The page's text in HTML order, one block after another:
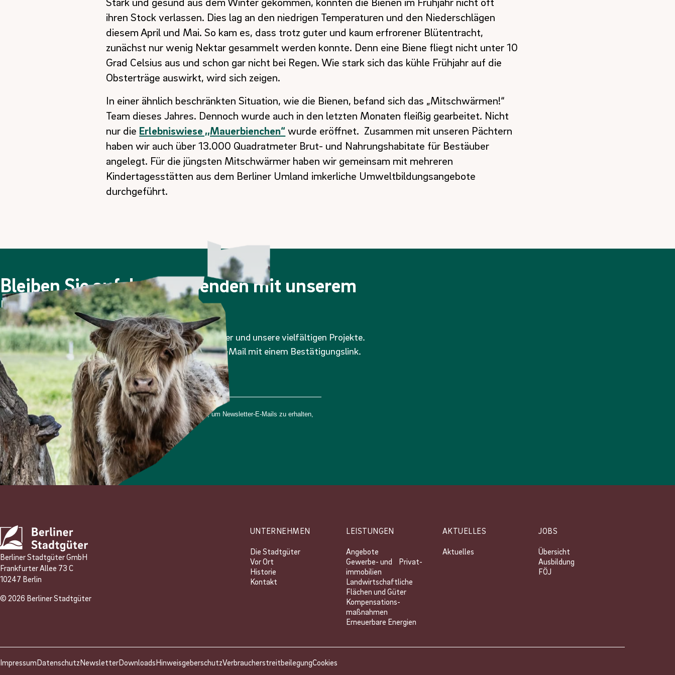
ihren Stock verlassen. Dies lag an den niedrigen Temperaturen und den Niederschlägen
diesem April und Mai. So kam es, dass trotz guter und kaum erfrorener Blütentracht,
zunächst nur wenig Nektar gesammelt werden konnte. Denn eine Biene fliegt nicht unter 10
Grad Celsius aus und schon gar nicht bei Regen. Wie stark sich das kühle Frühjahr auf die
Obsterträge auswirkt, wird sich zeigen.
In einer ähnlich beschränkten Situation, wie die Bienen, befand sich das „Mitschwärmen!“
Team dieses Jahres. Dennoch wurde auch in den letzten Monaten fleißig gearbeitet. Nicht
nur die Erlebniswiese ,,Mauerbienchen“ wurde eröffnet. Zusammen mit unseren Pächtern
haben wir auch über 13.000 Quadratmeter Brut- und Nahrungshabitate für Bestäuber
angelegt. Für die jüngsten Mitschwärmer haben wir gemeinsam mit mehreren
Kindertagesstätten aus dem Berliner Umland imkerliche Umweltbildungsangebote
durchgeführt.
Bleiben Sie auf dem Laufenden mit unserem
Newsletter!
Viermal im Jahr berichten wir über die Berliner Stadtgüter und unsere vielfältigen Projekte.
Nachdem Sie sich angemeldet haben, erhalten Sie eine E-Mail mit einem Bestätigungslink.
Bitte prüfen Sie ggf. auch Ihren Spam-Ordner.
*Ich stimme zu, dass meine personenbezogenen Daten genutzt werden, um Newsletter-E-Mails zu erhalten,
und weiß, dass ich dies jederzeit widerrufen kann.
Anmelden
Berliner Stadtgüter GmbH
Frankfurter Allee 73 C
10247 Berlin
© 2026 Berliner Stadtgüter
UNTERNEHMEN
Die Stadtgüter
Vor Ort
Historie
Kontakt
LEISTUNGEN
Angebote
Gewerbe- und Privat­
immobilien
Landwirtschaftliche
Flächen und Güter
Kompensations­
maßnahmen
Erneuerbare Energien
AKTUELLES
Aktuelles
JOBS
Übersicht
Ausbildung
FÖJ
ImpressumDatenschutzNewsletterDownloadsHinweisgeberschutzVerbraucherstreitbeilegungCookies